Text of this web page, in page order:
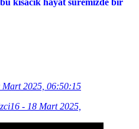
kısacık hayat süremizde bir
Mart 2025, 06:50:15
- 18 Mart 2025,